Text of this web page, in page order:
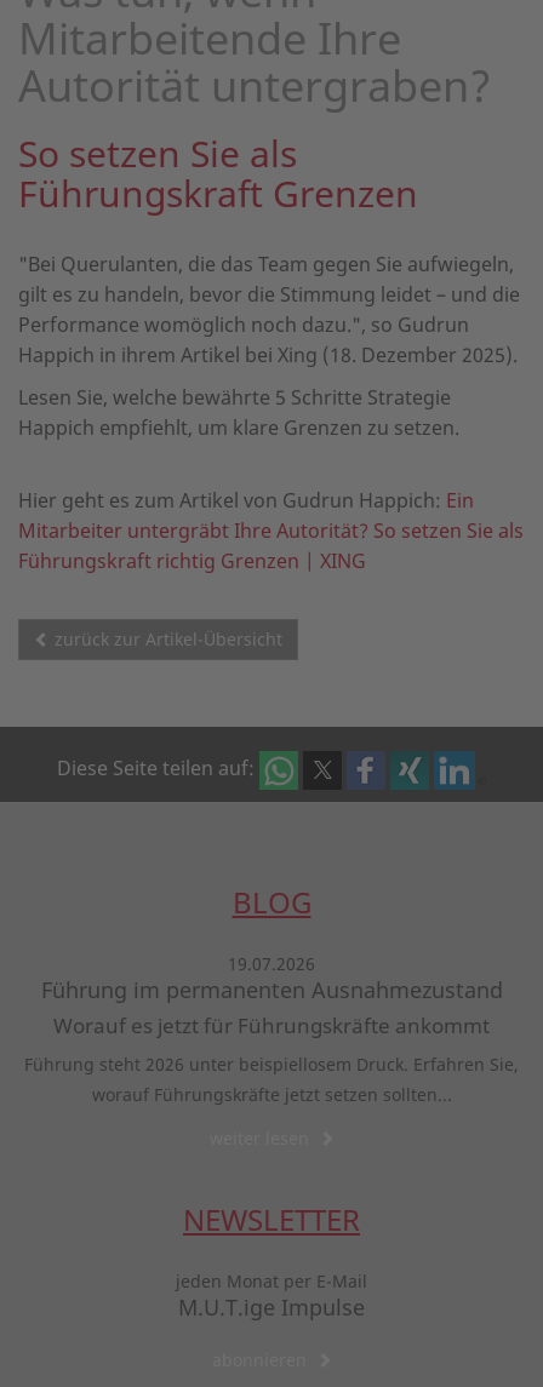
Mitarbeitende Ihre
Autorität untergraben?
So setzen Sie als
Führungskraft Grenzen
"Bei Querulanten, die das Team gegen Sie aufwiegeln,
gilt es zu handeln, bevor die Stimmung leidet – und die
Performance womöglich noch dazu.", so Gudrun
Happich in ihrem Artikel bei Xing (18. Dezember 2025).
Lesen Sie, welche bewährte 5 Schritte Strategie
Happich empfiehlt, um klare Grenzen zu setzen.
Hier geht es zum Artikel von Gudrun Happich: Ein
Mitarbeiter untergräbt Ihre Autorität? So setzen Sie als
Führungskraft richtig Grenzen | XING
zurück zur Artikel-Übersicht
Diese Seite teilen auf:
BLOG
19.07.2026
Führung im permanenten Ausnahmezustand
Worauf es jetzt für Führungskräfte ankommt
Führung steht 2026 unter beispiellosem Druck. Erfahren Sie,
worauf Führungskräfte jetzt setzen sollten...
NEWSLETTER
jeden Monat per E-Mail
M.U.T.ige Impulse